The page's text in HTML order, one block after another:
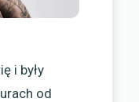
i były
od